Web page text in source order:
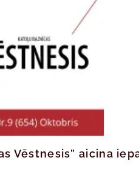
Vēstnesis” aicina